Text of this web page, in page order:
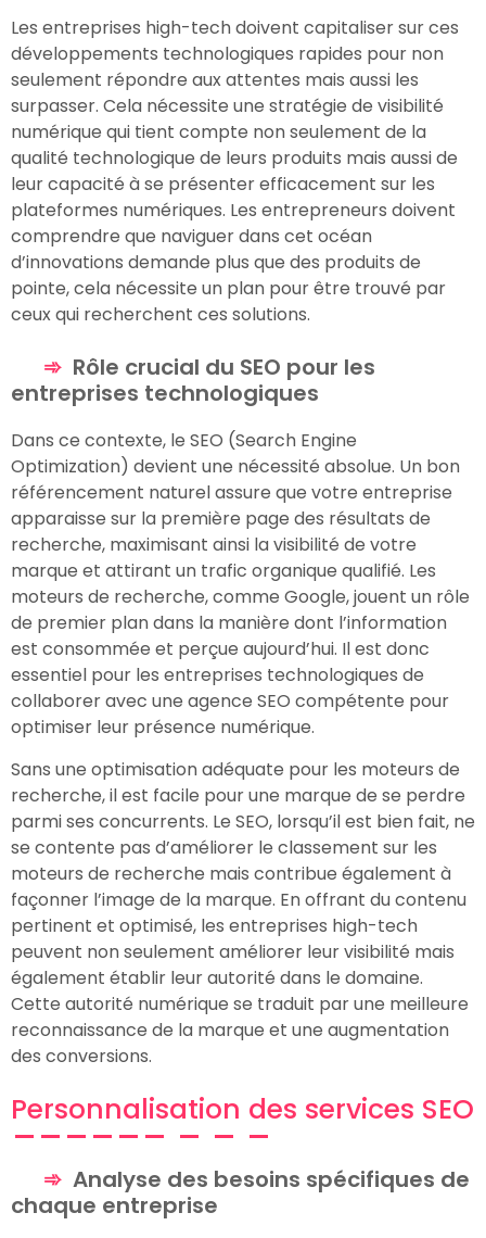
Les entreprises high-tech doivent capitaliser sur ces
développements technologiques rapides pour non
seulement répondre aux attentes mais aussi les
surpasser. Cela nécessite une stratégie de visibilité
numérique qui tient compte non seulement de la
qualité technologique de leurs produits mais aussi de
leur capacité à se présenter efficacement sur les
plateformes numériques. Les entrepreneurs doivent
comprendre que naviguer dans cet océan
d’innovations demande plus que des produits de
pointe, cela nécessite un plan pour être trouvé par
ceux qui recherchent ces solutions.
Rôle crucial du SEO pour les
entreprises technologiques
Dans ce contexte, le SEO (Search Engine
Optimization) devient une nécessité absolue. Un bon
référencement naturel assure que votre entreprise
apparaisse sur la première page des résultats de
recherche, maximisant ainsi la visibilité de votre
marque et attirant un trafic organique qualifié. Les
moteurs de recherche, comme Google, jouent un rôle
de premier plan dans la manière dont l’information
est consommée et perçue aujourd’hui. Il est donc
essentiel pour les entreprises technologiques de
collaborer avec une agence SEO compétente pour
optimiser leur présence numérique.
Sans une optimisation adéquate pour les moteurs de
recherche, il est facile pour une marque de se perdre
parmi ses concurrents. Le SEO, lorsqu’il est bien fait, ne
se contente pas d’améliorer le classement sur les
moteurs de recherche mais contribue également à
façonner l’image de la marque. En offrant du contenu
pertinent et optimisé, les entreprises high-tech
peuvent non seulement améliorer leur visibilité mais
également établir leur autorité dans le domaine.
Cette autorité numérique se traduit par une meilleure
reconnaissance de la marque et une augmentation
des conversions.
Personnalisation des services SEO
Analyse des besoins spécifiques de
chaque entreprise